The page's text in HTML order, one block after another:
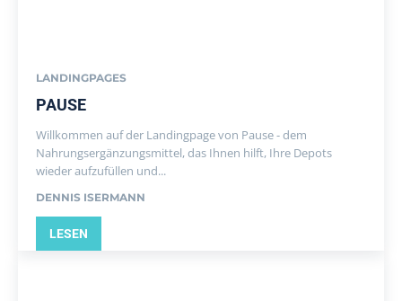
LANDINGPAGES
PAUSE
Willkommen auf der Landingpage von Pause - dem
Nahrungsergänzungsmittel, das Ihnen hilft, Ihre Depots
wieder aufzufüllen und...
DENNIS ISERMANN
LESEN